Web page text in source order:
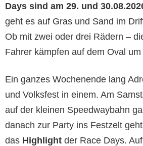
Days sind am 29. und
geht es auf Gras und Sand im
Ob mit zwei oder drei Rädern –
Fahrer kämpfen auf dem Oval
Ein ganzes Wochenende lang
und Volksfest in einem. Am
auf der kleinen Speedwaybahn
danach zur Party ins Festzelt
das Highlight der Race Days.